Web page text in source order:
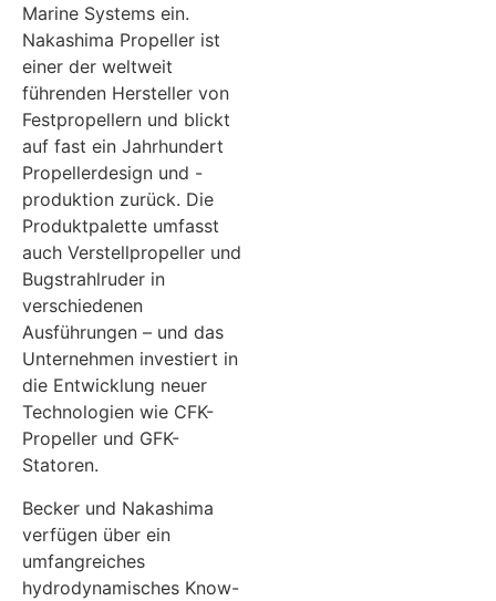
Marine Systems ein.
Nakashima Propeller ist
einer der weltweit
führenden Hersteller von
Festpropellern und blickt
auf fast ein Jahrhundert
Propellerdesign und -
produktion zurück. Die
Produktpalette umfasst
auch Verstellpropeller und
Bugstrahlruder in
verschiedenen
Ausführungen – und das
Unternehmen investiert in
die Entwicklung neuer
Technologien wie CFK-
Propeller und GFK-
Statoren.
Becker und Nakashima
verfügen über ein
umfangreiches
hydrodynamisches Know-